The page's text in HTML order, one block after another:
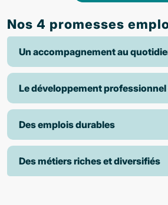
Nos 4 promesses
Un accompagnement au
Le développement
Des emplois durables
Des métiers riches et diversifiés